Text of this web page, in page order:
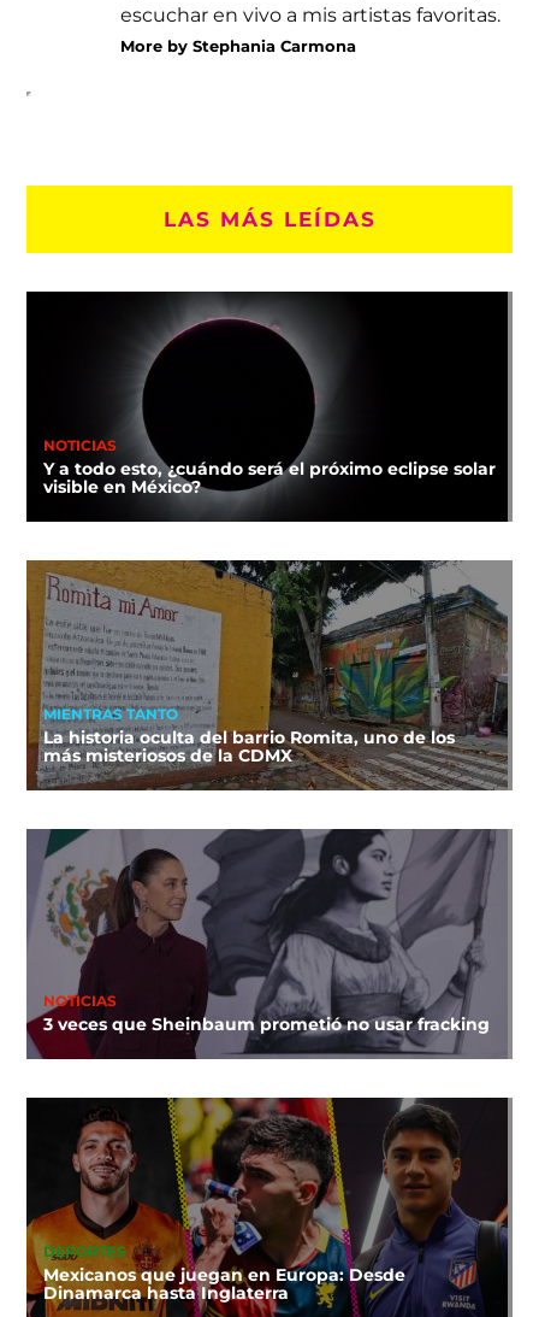
escuchar en vivo a mis artistas favoritas.
More by Stephania Carmona
LAS MÁS LEÍDAS
NOTICIAS
Y a todo esto, ¿cuándo será el próximo eclipse solar
visible en México?
MIENTRAS TANTO
La historia oculta del barrio Romita, uno de los
más misteriosos de la CDMX
NOTICIAS
3 veces que Sheinbaum prometió no usar fracking
DEPORTES
Mexicanos que juegan en Europa: Desde
Dinamarca hasta Inglaterra